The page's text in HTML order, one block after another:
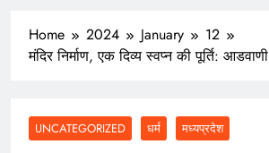
Home 2024 January
12
मंदिर निर्माण, एक दिव्य स्वप्न की पूर्ति: आडवाणी
UNCATEGORIZED धर्म मध्यप्रदेश